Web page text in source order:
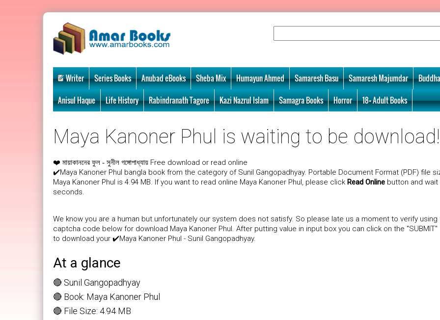
Writer Series Books Anubad eBooks Sheba Mix Humayun Ahmed Samaresh Basu Samaresh Majumdar
Anisul Haque Life History Rabindranath Tagore Kazi Nazrul Islam Samagra Books Horror 18+ Adult Books
Maya Kanoner Phul is waiting to be
❤️ মায়াকাননের ফুল - সুনীল গঙ্গোপাধ্যায় Free download or read online
✔️Maya Kanoner Phul bangla book from the category of Sunil Gangopadhyay. Portable Document Format (PDF) file
Maya Kanoner Phul is 4.94 MB. If you want to read online Maya Kanoner Phul, please click Read Online button and
seconds.
We know you are a human but unfortunately our system does not satisfy. So please late us a moment to verify using
captcha code below for download Maya Kanoner Phul. After putting value in input box you can click on the
to download your ✔️Maya Kanoner Phul - Sunil Gangopadhyay.
At a glance
🔴 Sunil Gangopadhyay
🔴 Book: Maya Kanoner Phul
🔴 File Size: 4.94 MB